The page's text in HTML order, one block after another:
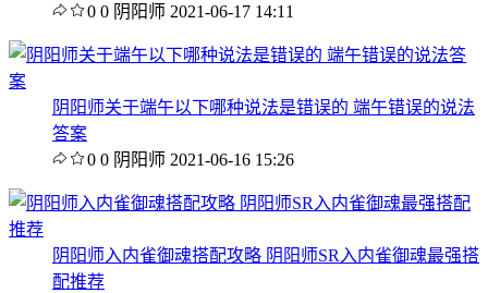
0 0 阴阳师 2021-06-17 14:11
阴阳师关于端午以下哪种说法是错误的 端午错误的说法
答案
0 0 阴阳师 2021-06-16 15:26
阴阳师入内雀御魂搭配攻略 阴阳师SR入内雀御魂最强搭
配推荐